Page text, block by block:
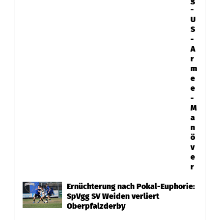
-
U
S
-
A
r
m
e
e
-
M
a
n
ö
v
e
r
Ernüchterung nach Pokal-Euphorie:
SpVgg SV Weiden verliert
Oberpfalzderby